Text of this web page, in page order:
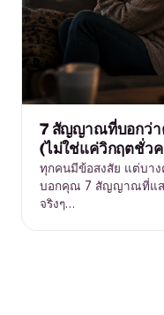
7 สัญญาณที่บอกว่า
(ไม่ใช่แค่วิกฤตชั่วค
ทุกคนมีข้อสงสัย แต่บา
บอกคุณ 7 สัญญาณที่แส
จริงๆ…